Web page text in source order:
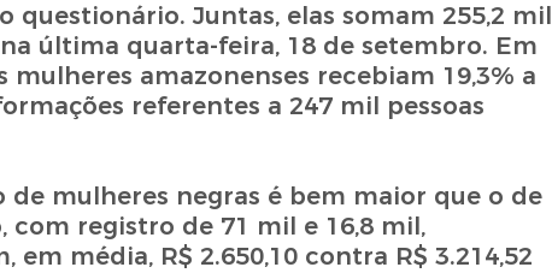
questionário. Juntas, elas somam 255,2 mil
última quarta-feira, 18 de setembro. Em
amazonenses recebiam 19,3% a
referentes a 247 mil pessoas
mulheres negras é bem maior que o de
com registro de 71 mil e 16,8 mil,
média, R$ 2.650,10 contra R$ 3.214,52